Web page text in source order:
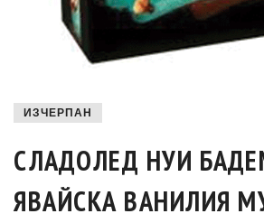
ИЗЧЕРПАН
СЛАДОЛЕД НУИ
ЯВАЙСКА ВАНИЛИЯ